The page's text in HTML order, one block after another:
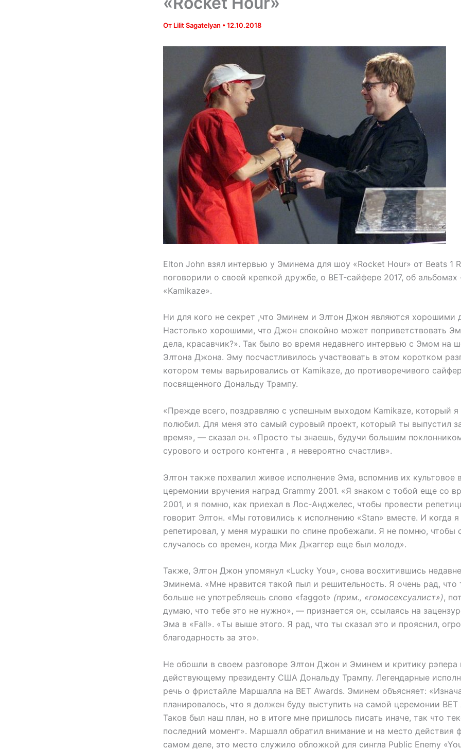
От Lilit Sagatelyan •12.10.2018
Elton John взял интервью у Эминема для шоу «Rocket Hour» от Beats 1
поговорили о своей крепкой дружбе, о BET-сайфере 2017, об альбомах
«Kamikaze».
Ни для кого не секрет ,что Эминем и Элтон Джон являются хорошими
Настолько хорошими, что Джон спокойно может поприветствовать
дела, красавчик?». Так было во время недавнего интервью с Эмом на
Элтона Джона. Эму посчастливилось участвовать в этом коротком
котором темы варьировались от Kamikaze, до противоречивого
посвященного Дональду Трампу.
«Прежде всего, поздравляю с успешным выходом Kamikaze, который я
полюбил. Для меня это самый суровый проект, который ты выпустил
время», — сказал он. «Просто ты знаешь, будучи большим
сурового и острого контента , я невероятно счастлив».
Элтон также похвалил живое исполнение Эма, вспомнив их культовое
церемонии вручения наград Grammy 2001. «Я знаком с тобой еще со
2001, и я помню, как приехал в Лос-Анджелес, чтобы провести
говорит Элтон. «Мы готовились к исполнению «Stan» вместе. И когда
репетировал, у меня мурашки по спине пробежали. Я не помню, чтобы
случалось со времен, когда Мик Джаггер еще был молод».
Также, Элтон Джон упомянул «Lucky You», снова восхитившись
Эминема. «Мне нравится такой пыл и решительность. Я очень рад, что
больше не употребляешь слово «faggot» (прим., «гомосексуалист»),
думаю, что тебе это не нужно», — признается он, ссылаясь на
Эма в «Fall». «Ты выше этого. Я рад, что ты сказал это и прояснил,
благодарность за это».
Не обошли в своем разговоре Элтон Джон и Эминем и критику
действующему президенту США Дональду Трампу. Легендарные
речь о фристайле Маршалла на BET Awards. Эминем объясняет:
планировалось, что я должен буду выступить на самой церемонии
Таков был наш план, но в итоге мне пришлось писать иначе, так что
последний момент». Маршалл обратил внимание и на место действия
самом деле, это место служило обложкой для сингла Public Enemy